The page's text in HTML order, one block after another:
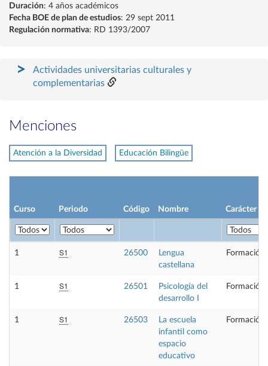
Duración: 4 años académicos
Fecha BOE de plan de estudios: 29 sept 2011
Regulación normativa: RD 1393/2007
Actividades universitarias culturales y
complementarias
Menciones
Atención a la Diversidad Educación Bilingüe
Curso Periodo Código Nombre Carácter
1 S1 26500
Lengua
castellana
Formación
1 S1 26501
Psicología del
desarrollo I
Formación
1 S1 26503
La escuela
infantil como
espacio
educativo
Formación